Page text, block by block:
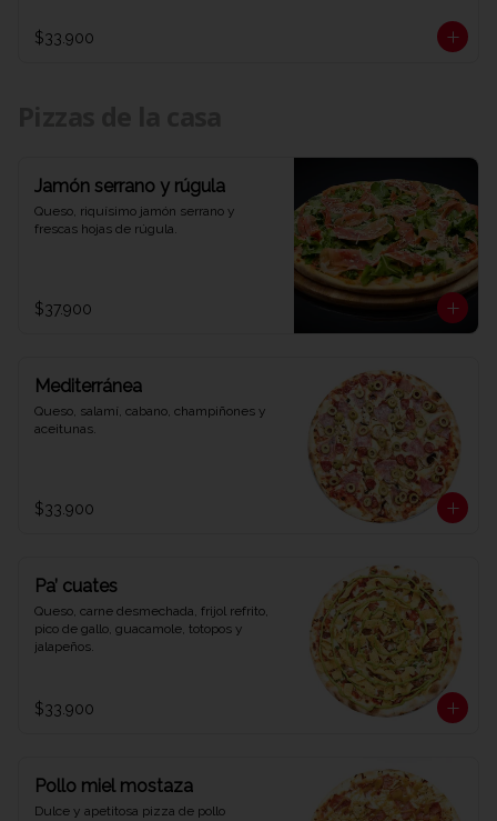
$33.900
Jamón serrano y rúgula
Queso, riquísimo jamón serrano y
frescas hojas de rúgula.
$37.900
Mediterránea
Queso, salamí, cabano, champiñones y
aceitunas.
$33.900
Pa’ cuates
Queso, carne desmechada, frijol refrito,
pico de gallo, guacamole, totopos y
jalapeños.
$33.900
Pollo miel mostaza
Dulce y apetitosa pizza de pollo